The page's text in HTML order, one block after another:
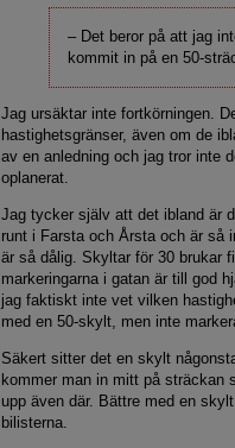
– Det beror på att jag
kommit in på en 50-
Jag ursäktar inte fortkörningen.
hastighetsgränser, även om de
av en anledning och jag tror inte
oplanerat.
Jag tycker själv att det ibland är
runt i Farsta och Årsta och är så
är så dålig. Skyltar för 30 brukar
markeringarna i gatan är till god
jag faktiskt inte vet vilken
med en 50-skylt, men inte
Säkert sitter det en skylt
kommer man in mitt på sträckan
upp även där. Bättre med en
bilisterna.